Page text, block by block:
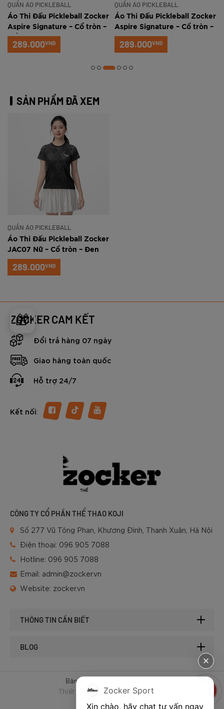
🎁
QUẦN ÁO PICKLEBALL
Áo Thi Đấu Pickleball Zocker
Aspire Signature – Cổ tròn –
Trắng xanh
289.000VNĐ
QUẦN ÁO PICKLEBALL
Áo Thi Đấu Pickleball Zocker
Aspire Signature – Cổ tròn –
Đỏ
289.000VNĐ
SẢN PHẨM ĐÃ XEM
QUẦN ÁO PICKLEBALL
Áo Thi Đấu Pickleball Zocker
JAC07 Nữ – Cổ tròn – Đen
289.000VNĐ
ZOCKER CAM KẾT
Đổi trả hàng 07 ngày
Giao hàng toàn quốc
Hỗ trợ 24/7
Kết nối:
CÔNG TY CỔ PHẦN THỂ THAO KOJI
Số 277 Vũ Tông Phan, Khương Đình, Thanh Xuân, Hà Nội
Điện thoại: 096 905 7088
Hotline: 096 905 7088
Email: admin@zocker.vn
Website: zocker.vn
THÔNG TIN CẦN BIẾT
BLOG
Bản quyền © 2025 của Zocker.
Thiết kế website & SEO - Tất Thành
Zocker Sport
Xin chào, hãy chat tư vấn ngay